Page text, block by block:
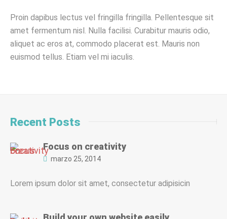
Proin dapibus lectus vel fringilla fringilla. Pellentesque sit
amet fermentum nisl. Nulla facilisi. Curabitur mauris odio,
aliquet ac eros at, commodo placerat est. Mauris non
euismod tellus. Etiam vel mi iaculis.
Recent Posts
Focus on creativity
marzo 25, 2014
Lorem ipsum dolor sit amet, consectetur adipisicin